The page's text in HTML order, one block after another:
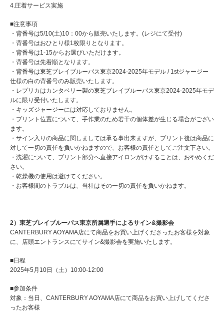
4.圧着サービス実施
■注意事項
・背番号は5/10(土)10：00から販売いたします。(レジにて受付)
・背番号はおひとり様1枚限りとなります。
・背番号は1-15からお選びいただけます。
・背番号は先着順となります。
・背番号は東芝ブレイブルーパス東京2024-2025年モデル / 1stジャージー
仕様の白の背番号のみ販売いたします。
・レプリカはカンタベリー製の東芝ブレイブルーパス東京2024-2025年モデ
ルに限り受付いたします。
・キッズジャージーには対応しておりません。
・プリント位置について、手作業のため若干の個体差が生じる場合がござい
ます。
・サイン入りの商品に関しましては承る事出来ますが、プリント後は商品に
対して一切の責任を負いかねますので、お客様の責任としてご注文下さい。
・洗濯について、プリント部分へ直接アイロンがけすることは、おやめくだ
さい。
・乾燥機の使用は避けてください。
・お客様間のトラブルは、当社はその一切の責任を負いかねます。
2）東芝ブレイブルーパス東京所属選手によるサイン&撮影会
CANTERBURY AOYAMA店にて商品をお買い上げくださったお客様を対象
に、店頭エントランスにてサイン&撮影会を実施いたします。
■日程
2025年5月10日（土）10:00-12:00
■参加条件
対象：当日、CANTERBURY AOYAMA店にて商品をお買い上げしてくださ
ったお客様